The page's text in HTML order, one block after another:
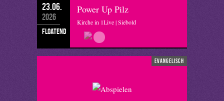
23.06.
2026
floatend
Power Up Pilz
Kirche in 1Live | Siebold
evangelisch